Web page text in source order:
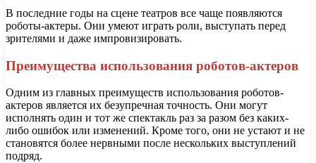
В последние годы на сцене театров все чаще появляются
роботы-актеры. Они умеют играть роли, выступать перед
зрителями и даже импровизировать.
Преимущества использования роботов-актеров
Одним из главных преимуществ использования роботов-
актеров является их безупречная точность. Они могут
исполнять один и тот же спектакль раз за разом без каких-
либо ошибок или изменений. Кроме того, они не устают и не
становятся более нервными после нескольких выступлений
подряд.